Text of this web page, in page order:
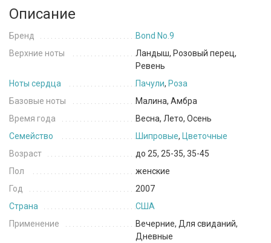
Описание
Бренд
Bond No.9
Верхние ноты
Ландыш, Розовый перец,
Ревень
Ноты сердца
Пачули, Роза
Базовые ноты
Малина, Амбра
Время года
Весна, Лето, Осень
Семейство
Шипровые, Цветочные
Возраст
до 25, 25-35, 35-45
Пол
женские
Год
2007
Страна
США
Применение
Вечерние, Для свиданий,
Дневные